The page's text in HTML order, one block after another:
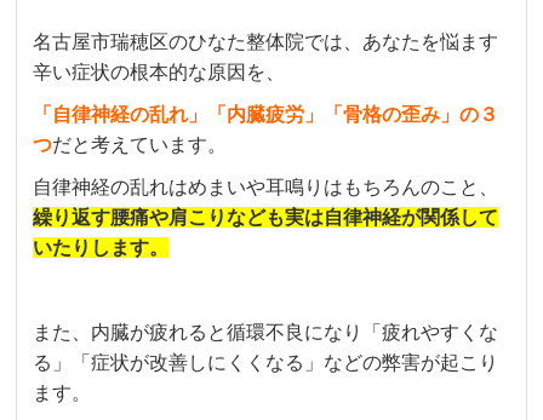
名古屋市瑞穂区のひなた整体院では、あなたを悩ます
辛い症状の根本的な原因を、
「自律神経の乱れ」「内臓疲労」「骨格の歪み」の３
つだと考えています。
自律神経の乱れはめまいや耳鳴りはもちろんのこと
繰り返す腰痛や肩こりなども実は自律神経が関係して
いたりします。
また、内臓が疲れると循環不良になり「疲れやすくな
る」「症状が改善しにくくなる」などの弊害が起こり
ます。